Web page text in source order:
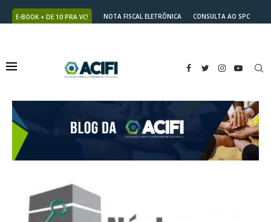
E-BOOK + DE 10 PRA VC! NOTA FISCAL ELETRÔNICA
CONSULTA AO SPC